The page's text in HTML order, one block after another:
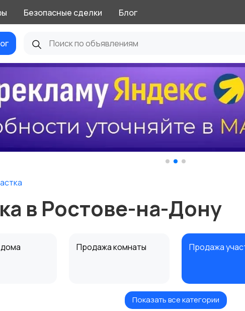
Безопасные сделки Блог
в Ростове-на-Дону
Продажа комнаты Продажа
Аренда дома
Аренда
Показать все категории